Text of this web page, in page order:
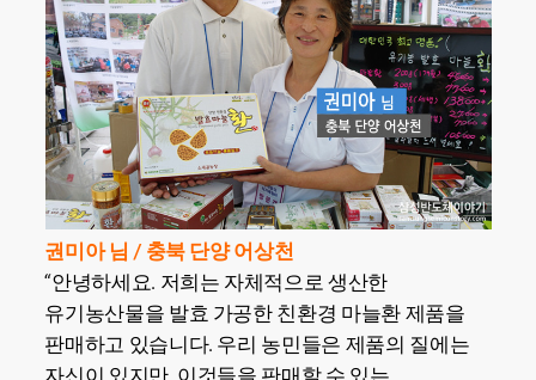
권미아 님 / 충북 단양 어상천
“안녕하세요. 저희는 자체적으로 생산한
유기농산물을 발효 가공한 친환경 마늘환 제품을
판매하고 있습니다. 우리 농민들은 제품의 질에는